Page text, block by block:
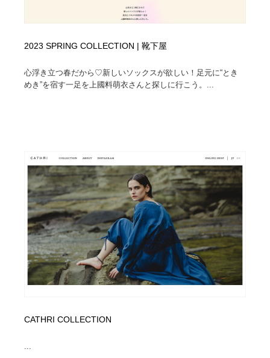
2023 SPRING COLLECTION | 靴下屋
心浮き立つ春だから♡新しいソックスが欲しい！足元に“とき
めき”を宿す一足を上國料萌衣さんと探しに行こう。...
CATHRI COLLECTION